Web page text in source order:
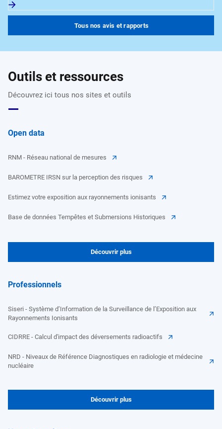
Tous nos avis et rapports
Outils et ressources
Découvrez ici tous nos sites et outils
Open data
RNM - Réseau national de mesures
BAROMETRE IRSN sur la perception des risques
Estimez votre exposition aux rayonnements ionisants
Base de données Tempêtes et Submersions Historiques
Découvrir plus
Professionnels
Siseri - Système d’Information de la Surveillance de l’Exposition aux
Rayonnements Ionisants
CIDRRE - Calcul d'impact des déversements radioactifs
NRD - Niveaux de Référence Diagnostiques en radiologie et médecine
nucléaire
Découvrir plus